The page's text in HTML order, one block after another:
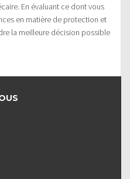
En évaluant ce dont vous
en matière de protection et
la meilleure décision possible